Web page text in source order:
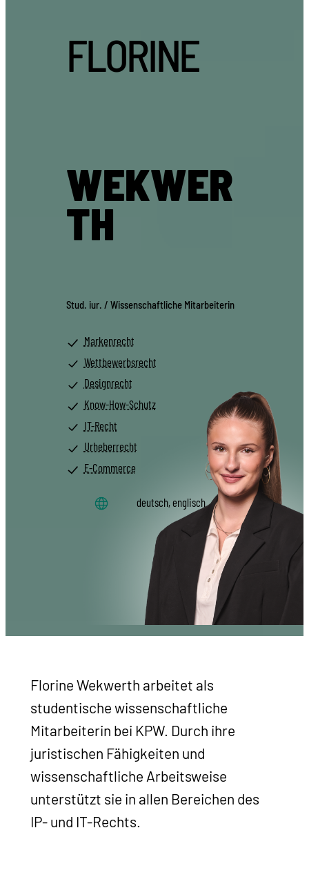
FLORINE
WEKWER
TH
Stud. iur. / Wissenschaftliche Mitarbeiterin
Markenrecht
Wettbewerbsrecht
Designrecht
Know-How-Schutz
IT-Recht
Urheberrecht
E-Commerce
deutsch, englisch
Florine Wekwerth arbeitet als
studentische wissenschaftliche
Mitarbeiterin bei KPW. Durch ihre
juristischen Fähigkeiten und
wissenschaftliche Arbeitsweise
unterstützt sie in allen Bereichen des
IP- und IT-Rechts.